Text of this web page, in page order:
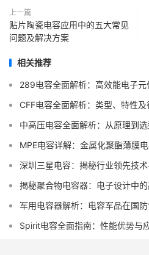
上一篇
贴片陶瓷电容应用中的五大常见
问题及解决方案
相关推荐
289电容全面解析：高效能电子
CFF电容全面解析：类型、特性
中高压电容全面解析：从原理到
MPE电容详解：金属化聚酯薄膜
深圳三星电容：揭秘行业领先技
揭秘聚合物电容器：电子设计中
军用电容器解析：电容军品在国
Spirit电容全面指南：性能优势与